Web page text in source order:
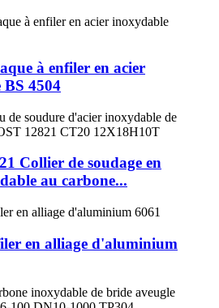
à enfiler en acier
4504
Collier de soudage en
au carbone...
en alliage d'aluminium